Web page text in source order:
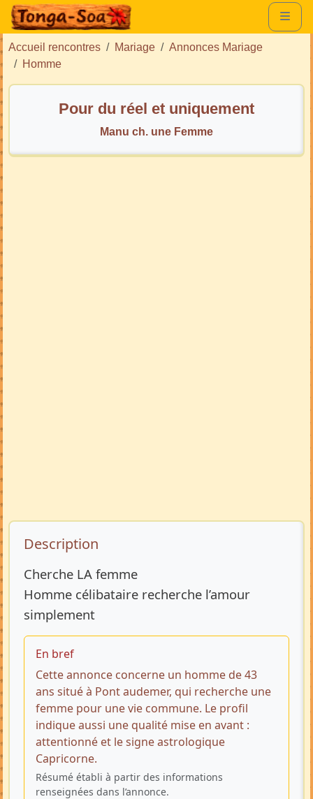
Accueil rencontres Mariage
Annonces Mariage
Homme
Pour du réel et uniquement
Manu ch. une Femme
Description de l’annonce
Description
Cherche LA femme
Homme célibataire recherche l’amour
simplement
En bref
Cette annonce concerne un homme de 43
ans situé à Pont audemer, qui recherche une
femme pour une vie commune. Le profil
indique aussi une qualité mise en avant :
attentionné et le signe astrologique
Capricorne.
Résumé établi à partir des informations
renseignées dans l’annonce.